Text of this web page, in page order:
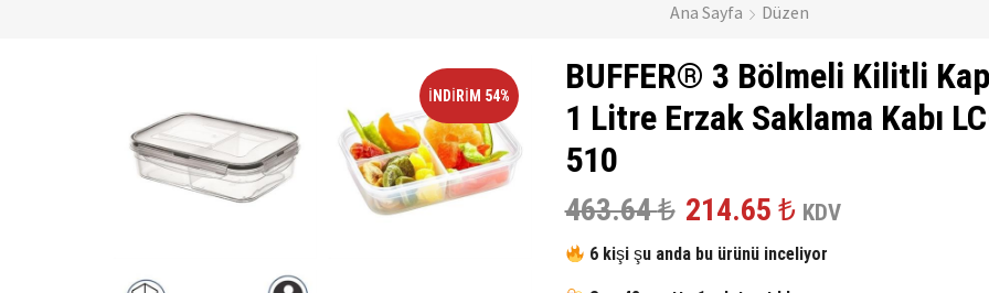
Ana Sayfa Düzen
İNDIRIM 54%
BUFFER® 3 Bölmeli Kilitli
1 Litre Erzak Saklama Kabı
510
463.64₺ Orijinal
fiyat:
214.65 ₺Şu
andaki
KDV
6 kişi şu anda bu ürünü inceliyor